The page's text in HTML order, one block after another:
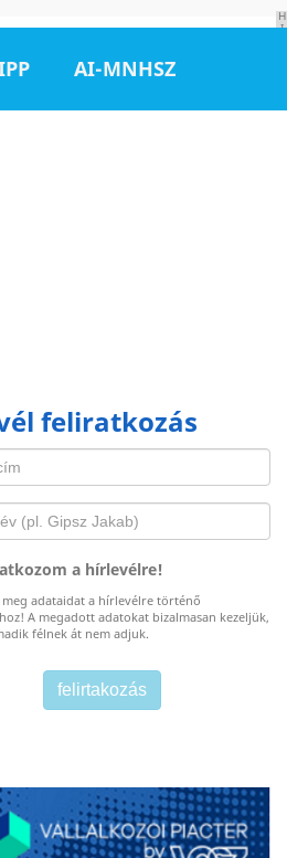
H
I
AI-MNHSZ
feliratkozás
a hírlevélre!
adataidat a hírlevélre történő
A megadott adatokat bizalmasan kezeljük,
félnek át nem adjuk.